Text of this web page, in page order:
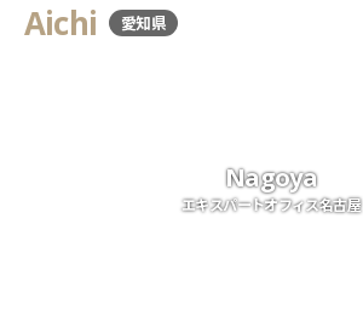
Aichi 愛知県
Nagoya
エキスパートオフィス名古屋